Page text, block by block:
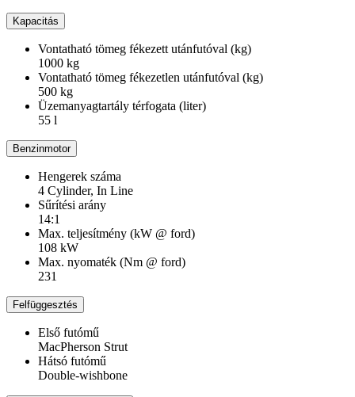
Kapacitás
Vontatható tömeg fékezett utánfutóval (kg)
1000 kg
Vontatható tömeg fékezetlen utánfutóval (kg)
500 kg
Üzemanyagtartály térfogata (liter)
55 l
Benzinmotor
Hengerek száma
4 Cylinder, In Line
Sűrítési arány
14:1
Max. teljesítmény (kW @ ford)
108 kW
Max. nyomaték (Nm @ ford)
231
Felfüggesztés
Első futómű
MacPherson Strut
Hátsó futómű
Double-wishbone